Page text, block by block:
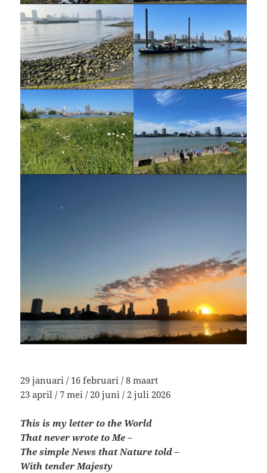
29 januari / 16 februari / 8 maart
23 april / 7 mei / 20 juni / 2 juli 2026
This is my letter to the World
That never wrote to Me –
The simple News that Nature told –
With tender Majesty